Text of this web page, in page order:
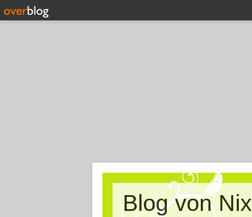
Blog von Nix